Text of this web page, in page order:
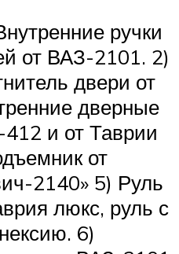
ручки
от ВАЗ-2101. 2)
двери от
дверные
и от Таврии
от
2140» 5) Руль
люкс, руль с
6)